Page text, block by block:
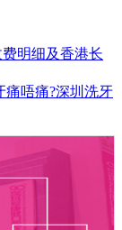
明细及香港长
痛唔痛?深圳洗牙